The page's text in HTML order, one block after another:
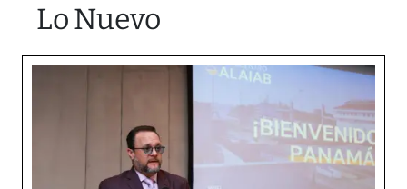
Lo Nuevo